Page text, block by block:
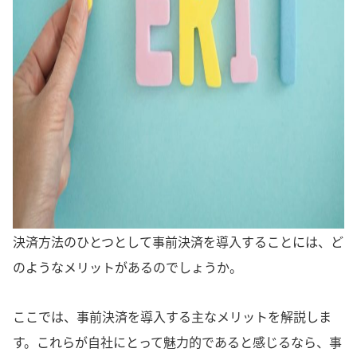
決済方法のひとつとして事前決済を導入することには、ど
のようなメリットがあるのでしょうか。
ここでは、事前決済を導入する主なメリットを解説しま
す。これらが自社にとって魅力的であると感じるなら、事